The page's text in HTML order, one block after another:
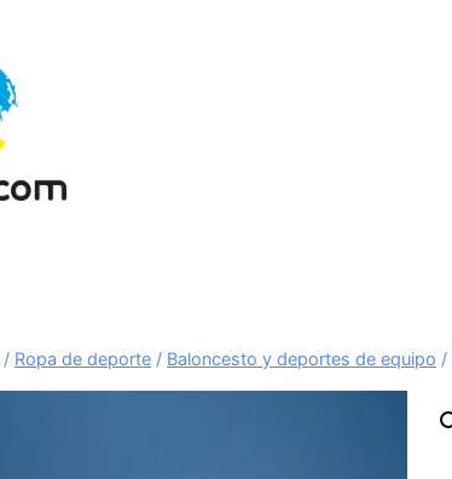
/ Ropa de deporte / Baloncesto y deportes de equipo /